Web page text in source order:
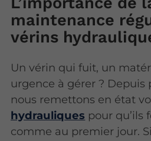
maintenance
vérins
Un vérin qui fuit, un
urgence à gérer ? Depuis
nous remettons en état
hydrauliques pour qu’ils
comme au premier jour.